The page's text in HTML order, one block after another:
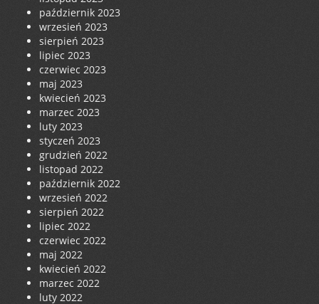
październik 2023
wrzesień 2023
sierpień 2023
lipiec 2023
czerwiec 2023
maj 2023
kwiecień 2023
marzec 2023
luty 2023
styczeń 2023
grudzień 2022
listopad 2022
październik 2022
wrzesień 2022
sierpień 2022
lipiec 2022
czerwiec 2022
maj 2022
kwiecień 2022
marzec 2022
luty 2022